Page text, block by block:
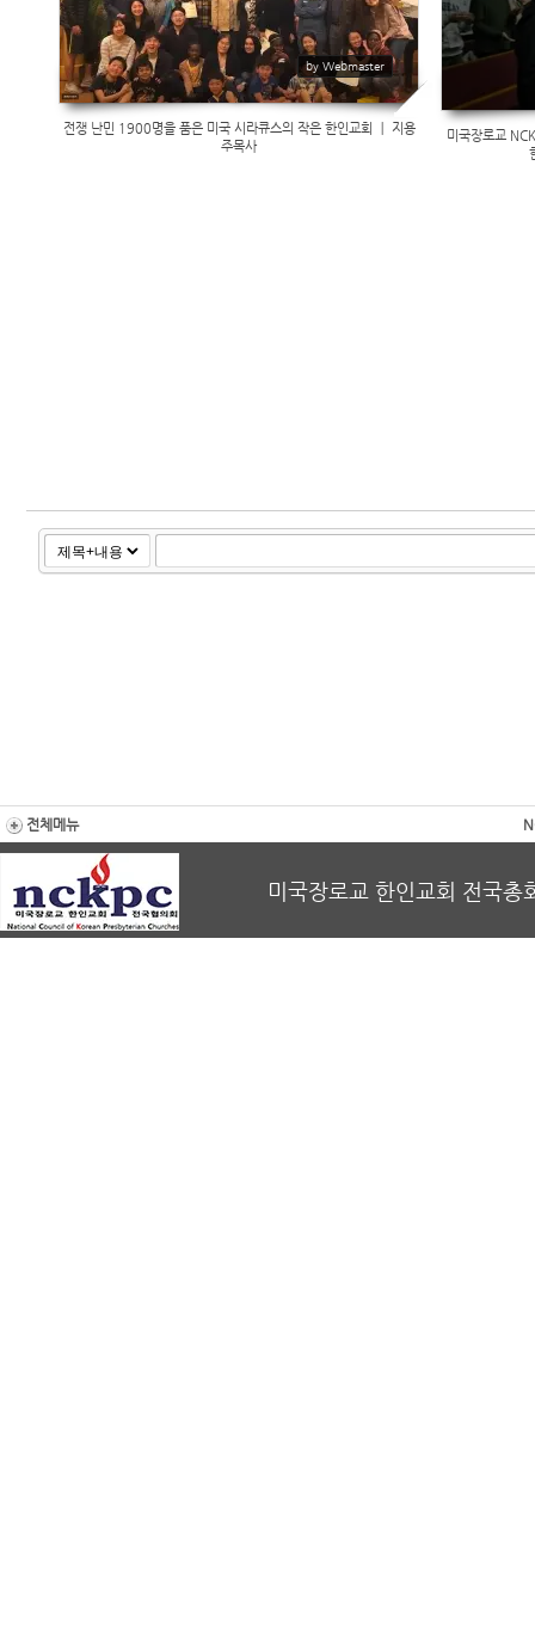
by Webmaster
전쟁 난민 1900명을 품은 미국 시라큐스의 작은 한인교회 ㅣ 지용
주목사
미국장로교
전체메뉴
미국장로교 한인교회 전국